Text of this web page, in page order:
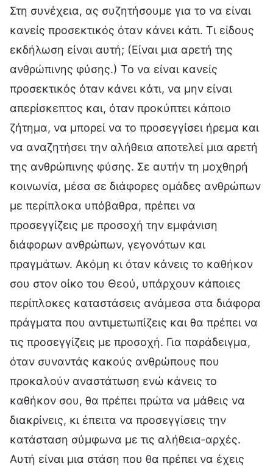
Στη συνέχεια, ας συζητήσουμε για το να είναι
κανείς προσεκτικός όταν κάνει κάτι. Τι είδους
εκδήλωση είναι αυτή; (Είναι μια αρετή της
ανθρώπινης φύσης.) Το να είναι κανείς
προσεκτικός όταν κάνει κάτι, να μην είναι
απερίσκεπτος και, όταν προκύπτει κάποιο
ζήτημα, να μπορεί να το προσεγγίσει ήρεμα και
να αναζητήσει την αλήθεια αποτελεί μια αρετή
της ανθρώπινης φύσης. Σε αυτήν τη μοχθηρή
κοινωνία, μέσα σε διάφορες ομάδες ανθρώπων
με περίπλοκα υπόβαθρα, πρέπει να
προσεγγίζεις με προσοχή την εμφάνιση
διάφορων ανθρώπων, γεγονότων και
πραγμάτων. Ακόμη κι όταν κάνεις το καθήκον
σου στον οίκο του Θεού, υπάρχουν κάποιες
περίπλοκες καταστάσεις ανάμεσα στα διάφορα
πράγματα που αντιμετωπίζεις και θα πρέπει να
τις προσεγγίζεις με προσοχή. Για παράδειγμα,
όταν συναντάς κακούς ανθρώπους που
προκαλούν αναστάτωση ενώ κάνεις το
καθήκον σου, θα πρέπει πρώτα να μάθεις να
διακρίνεις, κι έπειτα να προσεγγίσεις την
κατάσταση σύμφωνα με τις αλήθεια-αρχές.
Αυτή είναι μια στάση που θα πρέπει να έχεις